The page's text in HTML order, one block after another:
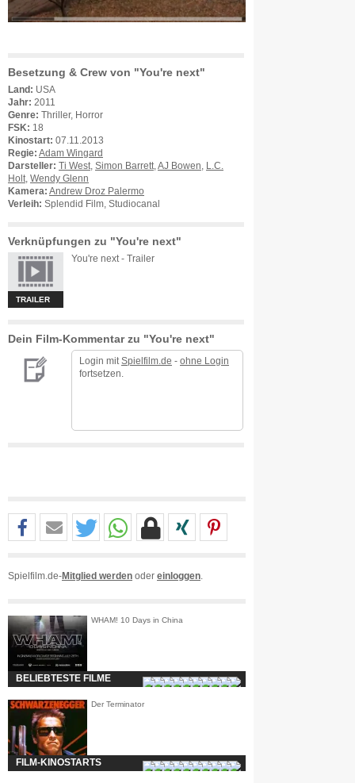
Besetzung & Crew von "You're next"
Land: USA
Jahr: 2011
Genre: Thriller, Horror
FSK: 18
Kinostart: 07.11.2013
Regie: Adam Wingard
Darsteller: Ti West Simon Barrett AJ Bowen
L.C.
Holt Wendy Glenn
Kamera: Andrew Droz Palermo
Verleih: Splendid Film, Studiocanal
Verknüpfungen zu "You're next"
TRAILER
You're next - Trailer
Dein Film-Kommentar zu "You're next"
Login mit Spielfilm.de - ohne Login
fortsetzen.
Spielfilm.de-Mitglied werden oder einloggen
WHAM! 10 Days in China
BELIEBTESTE FILME
Der Terminator
FILM-KINOSTARTS